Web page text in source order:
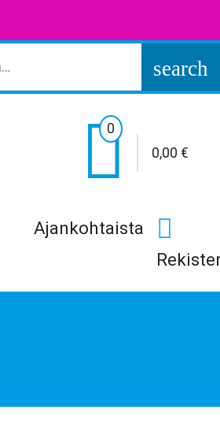
search

0
0,00 €
Ajankohtaista